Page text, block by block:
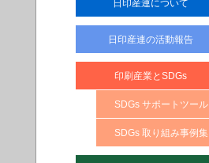
日印産連について
日印産連の活動報告
JFPI 社会責任報告書
印刷産業とSDGs
SDGs サポートツール
SDGs とは？
SDGs に取り組む
SDGs 取り組み事例集